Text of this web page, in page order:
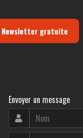
gratuite
Envoyer un message